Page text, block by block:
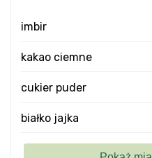
imbir
kakao ciemne
cukier puder
białko jajka